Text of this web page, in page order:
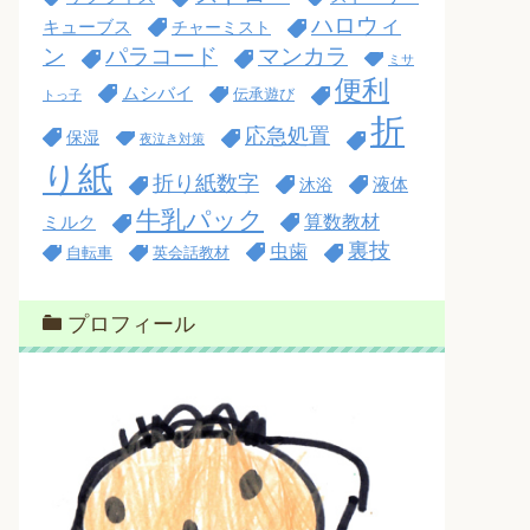
キューブス
チャーミスト
ハロウィ
ン
パラコード マンカラ ミサ
トっ子 ムシバイ 伝承遊び 便利
保湿 夜泣き対策 応急処置
折
り紙
折り紙数字 沐浴
液体
ミルク
牛乳パック 算数教材
自転車 英会話教材 虫歯 裏技
プロフィール